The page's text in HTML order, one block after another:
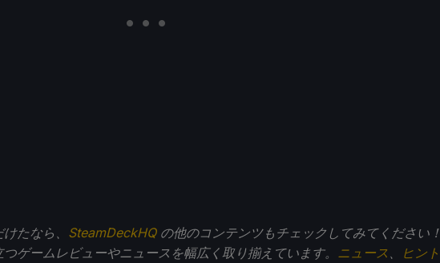
たなら、 SteamDeckHQの他のコンテンツもチェックしてみてください！
ゲームレビューやニュースを幅広く取り揃えています。 ニュース
ヒント